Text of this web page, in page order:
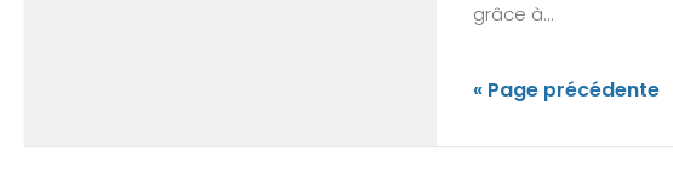
grâce à...
« Page précédente